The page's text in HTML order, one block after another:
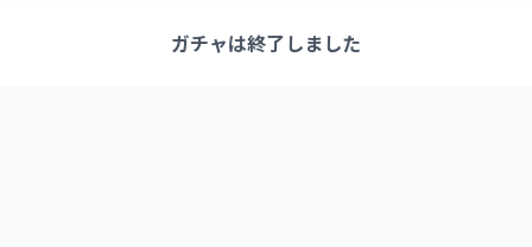
ガチャは終了しました